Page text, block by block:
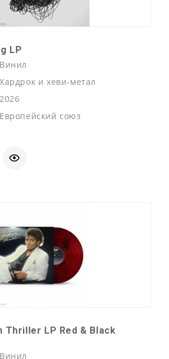
LP
Винил
Хардрок и хеви-метал
2026
Европейский союз
Thriller LP Red & Black
Винил